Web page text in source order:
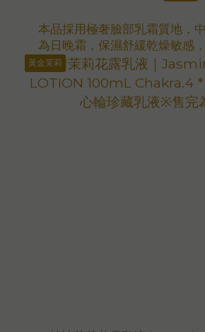
本品採用極奢臉部乳霜質地，
為日晚霜，保濕舒緩乾燥敏感
用
🌿敏感肌膚適用
🌿特選高能量植
🌿純素(vegan)無動
黃金茉莉